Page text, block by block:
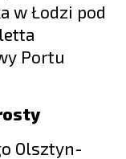
w Łodzi pod
Portu
Olsztyn-